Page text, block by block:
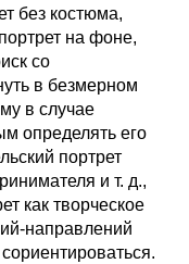
без костюма,
на фоне,
со
в безмерном
в случае
определять его
портрет
и т. д.,
как творческое
направлений